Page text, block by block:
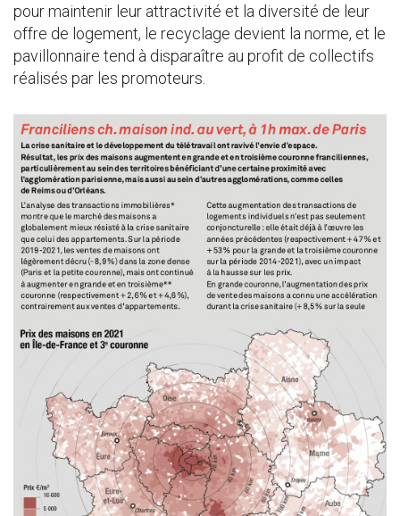
pour maintenir leur attractivité et la diversité de leur
offre de logement, le recyclage devient la norme, et le
pavillonnaire tend à disparaître au profit de collectifs
réalisés par les promoteurs.